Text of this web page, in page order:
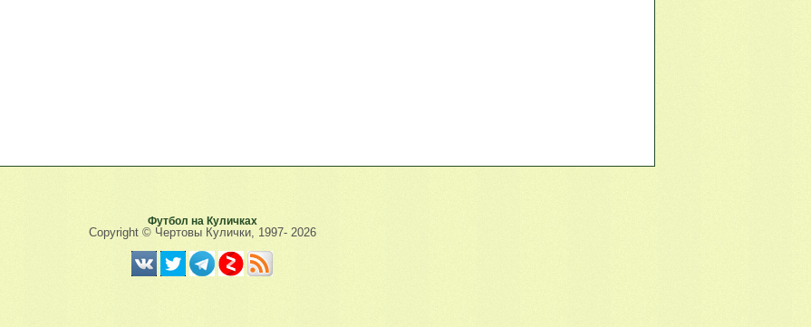
Футбол на Куличках
Copyright © Чертовы Кулички, 1997- 2026